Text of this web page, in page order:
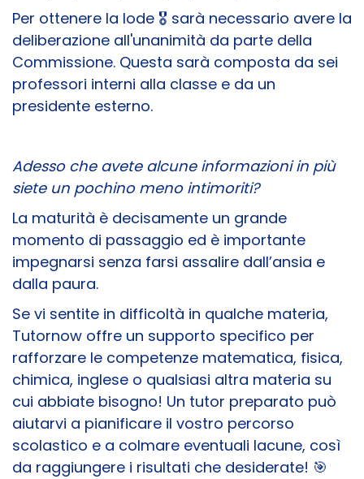
Per ottenere la lode 🎖️ sarà necessario avere la
deliberazione all'unanimità da parte della
Commissione. Questa sarà composta da sei
professori interni alla classe e da un
presidente esterno.
Adesso che avete alcune informazioni in più
siete un pochino meno intimoriti?
La maturità è decisamente un grande
momento di passaggio ed è importante
impegnarsi senza farsi assalire dall’ansia e
dalla paura.
Se vi sentite in difficoltà in qualche materia,
Tutornow offre un supporto specifico per
rafforzare le competenze matematica, fisica,
chimica, inglese o qualsiasi altra materia su
cui abbiate bisogno! Un tutor preparato può
aiutarvi a pianificare il vostro percorso
scolastico e a colmare eventuali lacune, così
da raggiungere i risultati che desiderate! 🎯